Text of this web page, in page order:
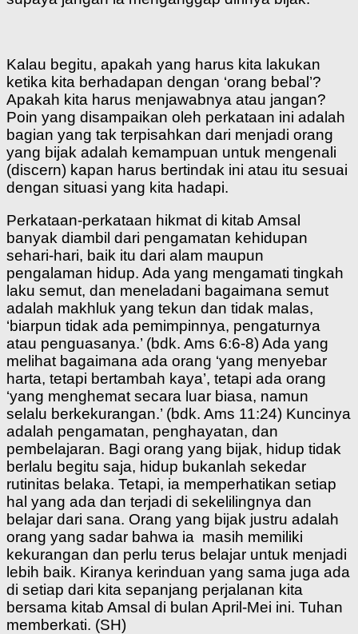
Kalau begitu, apakah yang harus kita lakukan
ketika kita berhadapan dengan ‘orang bebal’?
Apakah kita harus menjawabnya atau jangan?
Poin yang disampaikan oleh perkataan ini adalah
bagian yang tak terpisahkan dari menjadi orang
yang bijak adalah kemampuan untuk mengenali
(discern) kapan harus bertindak ini atau itu sesuai
dengan situasi yang kita hadapi.
Perkataan-perkataan hikmat di kitab Amsal
banyak diambil dari pengamatan kehidupan
sehari-hari, baik itu dari alam maupun
pengalaman hidup. Ada yang mengamati tingkah
laku semut, dan meneladani bagaimana semut
adalah makhluk yang tekun dan tidak malas,
‘biarpun tidak ada pemimpinnya, pengaturnya
atau penguasanya.’ (bdk. Ams 6:6-8) Ada yang
melihat bagaimana ada orang ‘yang menyebar
harta, tetapi bertambah kaya’, tetapi ada orang
‘yang menghemat secara luar biasa, namun
selalu berkekurangan.’ (bdk. Ams 11:24) Kuncinya
adalah pengamatan, penghayatan, dan
pembelajaran. Bagi orang yang bijak, hidup tidak
berlalu begitu saja, hidup bukanlah sekedar
rutinitas belaka. Tetapi, ia memperhatikan setiap
hal yang ada dan terjadi di sekelilingnya dan
belajar dari sana. Orang yang bijak justru adalah
orang yang sadar bahwa ia masih memiliki
kekurangan dan perlu terus belajar untuk menjadi
lebih baik. Kiranya kerinduan yang sama juga ada
di setiap dari kita sepanjang perjalanan kita
bersama kitab Amsal di bulan April-Mei ini. Tuhan
memberkati. (SH)